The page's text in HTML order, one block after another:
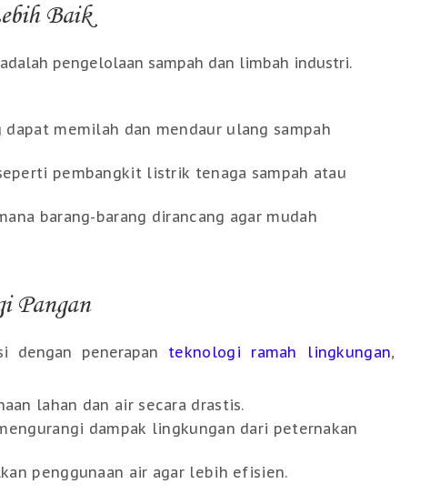
Baik
pengelolaan sampah dan limbah industri.
memilah dan mendaur ulang sampah
pembangkit listrik tenaga sampah atau
barang-barang dirancang agar mudah
Pangan
dengan penerapan teknologi ramah lingkungan,
lahan dan air secara drastis.
dampak lingkungan dari peternakan
penggunaan air agar lebih efisien.